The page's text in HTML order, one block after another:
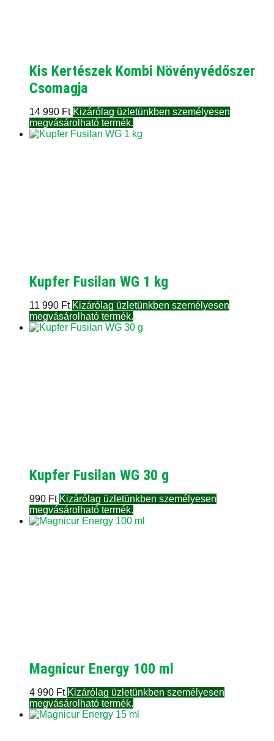
Kis Kertészek Kombi Növényvédőszer
Csomagja
14 990 Ft Kizárólag üzletünkben személyesen
megvásárolható termék.
Kupfer Fusilan WG 1 kg
11 990 Ft Kizárólag üzletünkben személyesen
megvásárolható termék.
Kupfer Fusilan WG 30 g
990 Ft Kizárólag üzletünkben személyesen
megvásárolható termék.
Magnicur Energy 100 ml
4 990 Ft Kizárólag üzletünkben személyesen
megvásárolható termék.